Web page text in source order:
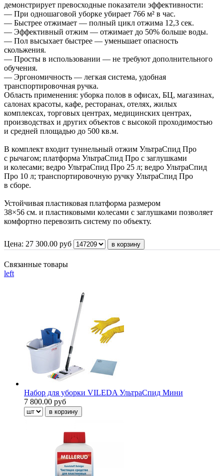
демонстрирует превосходные показатели эффективности:
— При одношаговой уборке убирает 766 м² в час.
— Быстрее отжимает — полный цикл отжима 12,3 сек.
— Эффективный отжим — отжимает до 50% больше воды.
— Пол высыхает быстрее — уменьшает опасность
скольжения.
— Просты в использовании — не требуют дополнительного
обучения.
— Эргономичность — легкая система, удобная
транспортировочная ручка.
Область применения: уборка полов в офисах, БЦ, магазинах,
салонах красоты, кафе, ресторанах, отелях, жилых
комплексах, торговых центрах, медицинских центрах,
производствах и других объектов с высокой проходимостью
и средней площадью до 500 кв.м.
В комплект входит туннельный отжим УльтраСпид Про
с рычагом; платформа УльтраСпид Про с заглушками
и колесами; ведро УльтраСпид Про 25 л; ведро УльтраСпид
Про 10 л; транспортировочную ручку УльтраСпид Про
в сборе.
Устойчивая пластиковая платформа размером
38×56 см. и пластиковыми колесами с заглушками позволяет
комфортно перевозить систему по объекту.
Цена: 27 300.00 руб
Связанные товары
left
Набор для уборки VILEDA УльтраСпид Мини
7 800.00 руб